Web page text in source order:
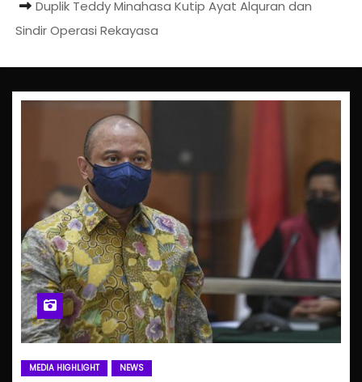
Duplik Teddy Minahasa Kutip Ayat Alquran dan
Sindir Operasi Rekayasa
MEDIA HIGHLIGHT NEWS